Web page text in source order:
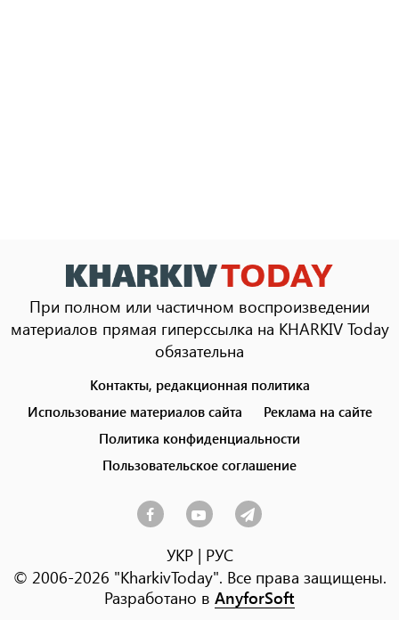
При полном или частичном воспроизведении
материалов прямая гиперссылка на KHARKIV Today
обязательна
menu
Контакты, редакционная политика
Использование материалов сайта
Реклама на сайте
Политика конфиденциальности
Пользовательское соглашение
УКР| РУС
© 2006-2026 "KharkivToday". Все права защищены.
Разработано в AnyforSoft